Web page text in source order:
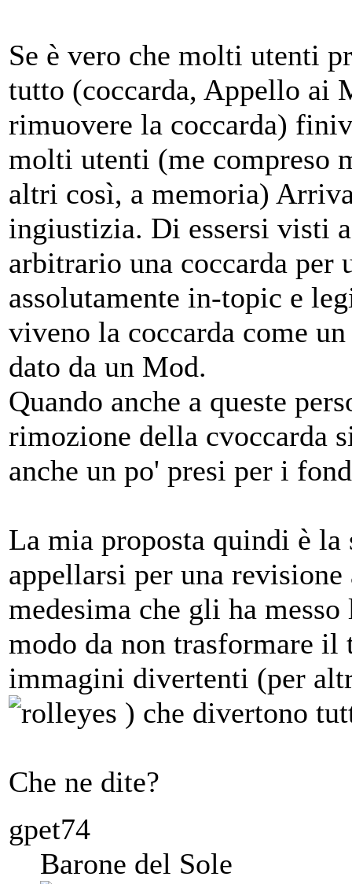
Se è vero che molti utenti
tutto (coccarda, Appello ai
rimuovere la coccarda)
molti utenti (me compreso
altri così, a memoria)
ingiustizia. Di essersi visti
arbitrario una coccarda per
assolutamente in-topic e
viveno la coccarda come
dato da un Mod.
Quando anche a queste
rimozione della cvoccarda
anche un po' presi per i
La mia proposta quindi è la
appellarsi per una revisione
medesima che gli ha
modo da non trasformare
immagini divertenti (per
) che divertono
Che ne dite?
gpet74
Barone del Sole